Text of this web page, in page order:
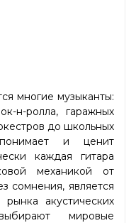
многие музыканты:
н-ролла, гаражных
до школьных
и ценит
каждая гитара
механикой от
сомнения, является
акустических
мировые